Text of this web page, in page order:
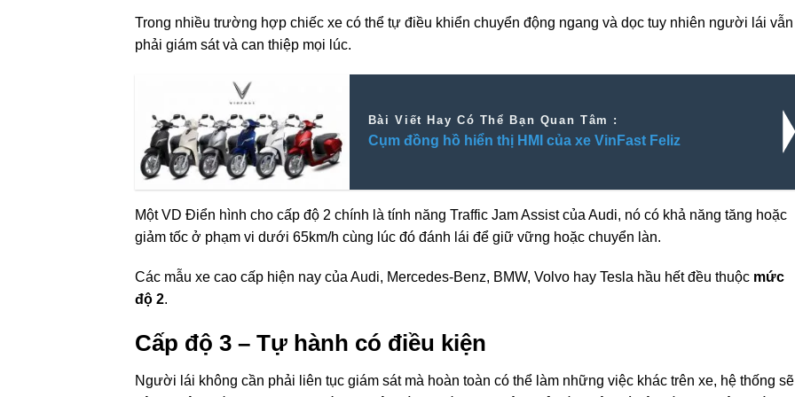
Trong nhiều trường hợp chiếc xe có thể tự điều khiển chuyển động ngang và dọc tuy nhiên người lái vẫn
phải giám sát và can thiệp mọi lúc.
Bài Viết Hay Có Thể Bạn Quan Tâm :
Cụm đồng hồ hiển thị HMI của xe VinFast Feliz
MộtVD Điển hình cho cấp độ 2 chính là tính năng Traffic Jam Assist của Audi, nó có khả năng tăng hoặc
giảm tốc ở phạm vi dưới 65km/h cùng lúc đó đánh lái để giữ vững hoặc chuyển làn.
Các mẫu xe cao cấp hiện nay của Audi, Mercedes-Benz, BMW, Volvo hay Tesla hầu hết đều thuộc mức
độ 2.
Cấp độ 3 – Tự hành có điều kiện
Người lái không cần phải liên tục giám sát mà hoàn toàn có thể làm những việc khác trên xe, hệ thống